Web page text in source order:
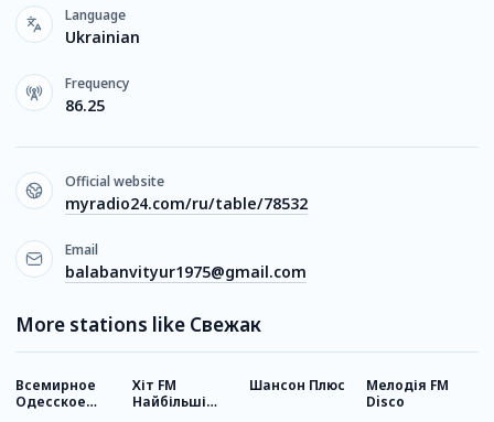
Language
Ukrainian
Frequency
86.25
Official website
myradio24.com/ru/table/78532
Email
balabanvityur1975@gmail.com
More stations like Свежак
Всемирное
Одесское
Хіт FM
Найбільші
Шансон Плюс
Мелодія FM
Disco